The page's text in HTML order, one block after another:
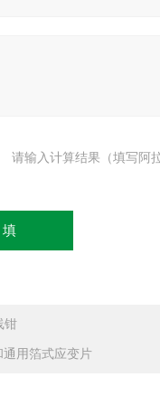
请输入计算结果（填写阿
钳
通用箔式应变片